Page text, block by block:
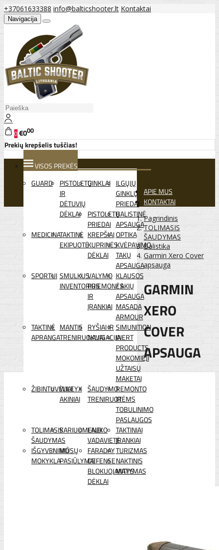
+37061633388 info@balticshooter.lt Kontaktai
Navigacija
0€000
Prekių krepšelis tuščias!
VISOS PREKĖS
GUARD
PISTOLETŲ
IR
DĖTUVIŲ
DĖKLAI
GINKLAI ILGŲJŲ
GINKLŲ
PRIEDAI
PISTOLETŲ
PRIEDAI
BALISTINĖ
APSAUGA
MEDICINATAKTINĖ
EKIPUOTĖ
KREPŠIAI
KUPRINĖS
DĖKLAI
OPTIKA
KVĖPAVIMO
TAKŲ
APSAUGA
SPORTUI SMULKUS
INVENTORIUS
VALYMO
PRIEMONĖS
IR
ĮRANKIAI
KLAUSOS
/ AKIŲ
APSAUGA
MASADA
ARMOUR
TAKTINĖ
APRANGA
MANTIS
TRENIRUOKLIAI
RYŠIAI IR
NAVIGACIJA
SIMUNITION
INERT
PRODUCTS
MOKOMIEJI
UŽTAISŲ
MAKETAI
ŽIBINTUVĖLIAI
WILEYX
AKINIAI
ŠAUDYMO
TRENIRUOTĖMS
REMONTO
IR
TOBULINIMO
PASLAUGOS
TOLIMASIS
ŠAUDYMAS
KARIUOMENEI
LAUKO
VADAVIETĖ
TAKTINIAI
ĮRANKIAI
IŠGYVENIMO
MOKYKLA
MŪSŲ
PASIŪLYMAI
FARADAY
DEFENSE
BLOKUOJANTYS
DĖKLAI
TURIZMAS
NAKTINIS
MATYMAS
APIE MUS
KONTAKTAI
Pagrindinis
TOLIMASIS
ŠAUDYMAS
Balistika
Garmin Xero Cover
apsauga
GARMIN
XERO
COVER
APSAUGA